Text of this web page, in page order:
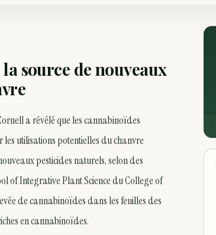
source de nouveaux
a révélé que les cannabinoïdes
les utilisations potentielles du chanvre
pesticides naturels, selon des
of Integrative Plant Science du College of
de cannabinoïdes dans les feuilles des
en cannabinoïdes.